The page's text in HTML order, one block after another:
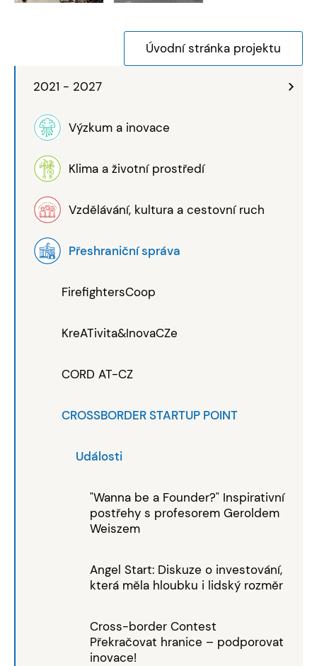
2021 - 2027
Výzkum a inovace
Klima a životní prostředí
Vzdělávání, kultura a cestovní ruch
Přeshraniční správa
FirefightersCoop
KreATivita&InovaCZe
CORD AT-CZ
CROSSBORDER STARTUP POINT
Události
"Wanna be a Founder?" Inspirativní
postřehy s profesorem Geroldem
Weiszem
Angel Start: Diskuze o investování,
která měla hloubku i lidský rozměr
Cross-border Contest
Překračovat hranice – podporovat
inovace!
Úvodní stránka projektu